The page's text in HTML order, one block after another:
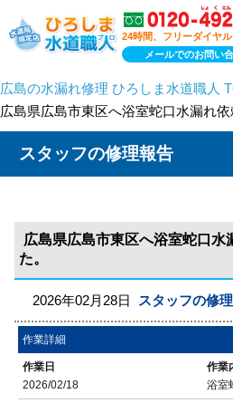
24時間、フリーダイヤル
メールでのお問い
広島の水漏れ修理 ひろしま水道職人
広島県広島市東区へ浴室蛇口水漏れ依
スタッフの修理報告
広島県広島市東区へ浴室蛇口水
た。
2026年02月28日 スタッフの修
作業詳細
作業日
2026/02/18
作業
浴室